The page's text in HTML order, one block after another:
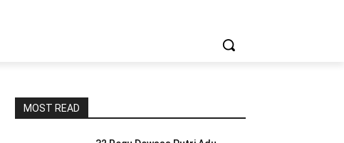
MOST READ